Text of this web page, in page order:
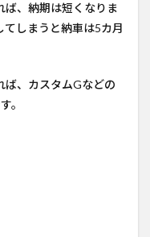
ば、納期は短くなりま
しまうと納車は5カ月
ば、カスタムGなどの
。